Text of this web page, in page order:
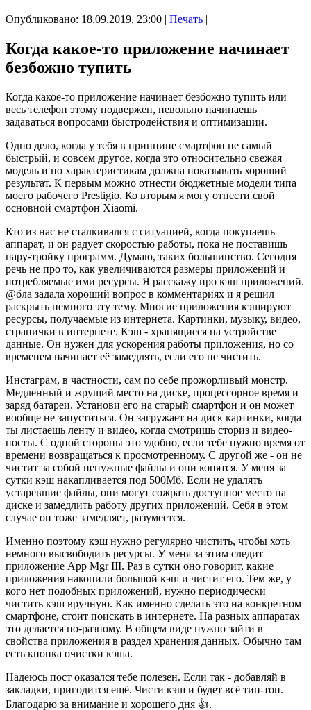
Опубликовано: 18.09.2019, 23:00 | Печать |
Когда какое-то приложение начинает
безбожно тупить
Когда какое-то приложение начинает безбожно тупить или
весь телефон этому подвержен, невольно начинаешь
задаваться вопросами быстродействия и оптимизации.
Одно дело, когда у тебя в принципе смартфон не самый
быстрый, и совсем другое, когда это относительно свежая
модель и по характеристикам должна показывать хороший
результат. К первым можно отнести бюджетные модели типа
моего рабочего Prestigio. Ко вторым я могу отнести свой
основной смартфон Xiaomi.
Кто из нас не сталкивался с ситуацией, когда покупаешь
аппарат, и он радует скоростью работы, пока не поставишь
пару-тройку программ. Думаю, таких большинство. Сегодня
речь не про то, как увеличиваются размеры приложений и
потребляемые ими ресурсы. Я расскажу про кэш приложений.
@бла задала хороший вопрос в комментариях и я решил
раскрыть немного эту тему. Многие приложения кэшируют
ресурсы, получаемые из интернета. Картинки, музыку, видео,
странички в интернете. Кэш - хранящиеся на устройстве
данные. Он нужен для ускорения работы приложения, но со
временем начинает её замедлять, если его не чистить.
Инстаграм, в частности, сам по себе прожорливый монстр.
Медленный и жрущий место на диске, процессорное время и
заряд батареи. Установи его на старый смартфон и он может
вообще не запуститься. Он загружает на диск картинки, когда
ты листаешь ленту и видео, когда смотришь сториз и видео-
посты. С одной стороны это удобно, если тебе нужно время от
времени возвращаться к просмотренному. С другой же - он не
чистит за собой ненужные файлы и они копятся. У меня за
сутки кэш накапливается под 500Мб. Если не удалять
устаревшие файлы, они могут сожрать доступное место на
диске и замедлить работу других приложений. Себя в этом
случае он тоже замедляет, разумеется.
Именно поэтому кэш нужно регулярно чистить, чтобы хоть
немного высвободить ресурсы. У меня за этим следит
приложение App Mgr III. Раз в сутки оно говорит, какие
приложения накопили большой кэш и чистит его. Тем же, у
кого нет подобных приложений, нужно периодически
чистить кэш вручную. Как именно сделать это на конкретном
смартфоне, стоит поискать в интернете. На разных аппаратах
это делается по-разному. В общем виде нужно зайти в
свойства приложения в раздел хранения данных. Обычно там
есть кнопка очистки кэша.
Надеюсь пост оказался тебе полезен. Если так - добавляй в
закладки, пригодится ещё. Чисти кэш и будет всё тип-топ.
Благодарю за внимание и хорошего дня 👍.